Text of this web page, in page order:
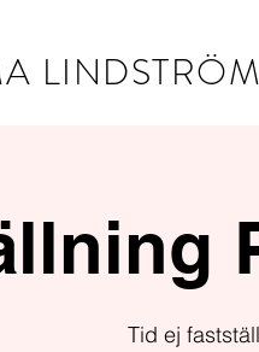
LINDSTRÖM
Tid ej